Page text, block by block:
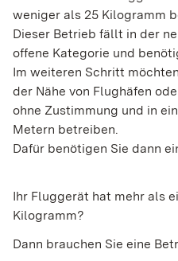
weniger als 25 Kilogramm
Dieser Betrieb fällt in der
offene Kategorie und
Im weiteren Schritt
der Nähe von Flughäfen
ohne Zustimmung und in
Metern betreiben.
Dafür benötigen Sie dann
Ihr Fluggerät hat mehr als
Kilogramm?
Dann brauchen Sie eine